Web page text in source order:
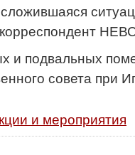
корреспондент
и подвальных
совета при
и мероприятия